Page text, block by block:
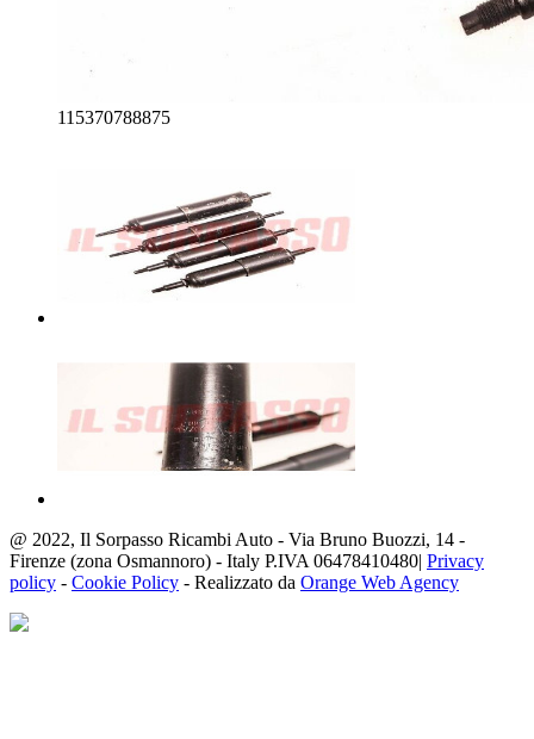
115370788875
@ 2022, Il Sorpasso Ricambi Auto - Via Bruno Buozzi, 14 -
Firenze (zona Osmannoro) - Italy P.IVA 06478410480| Privacy
policy - Cookie Policy - Realizzato da Orange Web Agency